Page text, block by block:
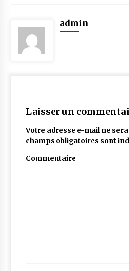
admin
Laisser un
Votre adresse e-mail ne
champs obligatoires sont
Commentaire